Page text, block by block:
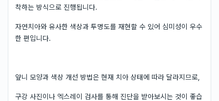
착하는 방식으로 진행됩니다.
자연치아와 유사한 색상과 투명도를 재현할 수 있어 심미성이 우수
한 편입니다.
앞니 모양과 색상 개선 방법은 현재 치아 상태에 따라 달라지므로,
구강 사진이나 엑스레이 검사를 통해 진단을 받아보시는 것이 좋습